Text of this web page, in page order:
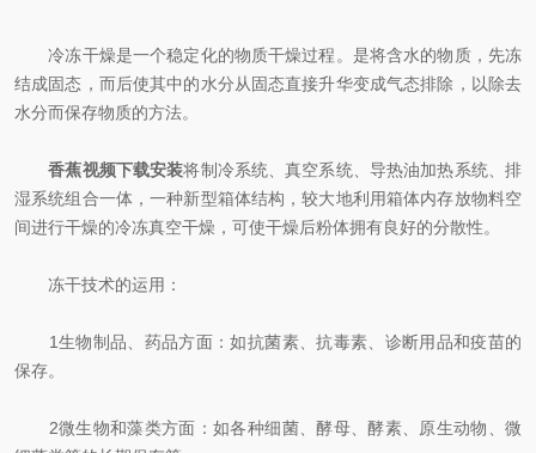
冷冻干燥是一个稳定化的物质干燥过程。是将含水的物质，先冻
结成固态，而后使其中的水分从固态直接升华变成气态排除，以除去
水分而保存物质的方法。
香蕉视频下载安装将制冷系统、真空系统、导热油加热系统、排
湿系统组合一体，一种新型箱体结构，较大地利用箱体内存放物料空
间进行干燥的冷冻真空干燥，可使干燥后粉体拥有良好的分散性。
冻干技术的运用：
1生物制品、药品方面：如抗菌素、抗毒素、诊断用品和疫苗的
保存。
2微生物和藻类方面：如各种细菌、酵母、酵素、原生动物、微